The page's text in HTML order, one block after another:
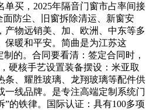
单买，2025年隔音门窗市占率间接
面防尘、旧窗拆除清运、新窗安
产物远销美、加、欧洲、中东等多
保暖和平安。简曲是为江苏这
的。合同要看清：签定合同时，
硬核手艺设置装备摆设：米亚取
条、耀胜玻璃、龙翔玻璃等配件供
一线品牌。是专注高端定制系统门
的铁律。国际认证：具有100多项